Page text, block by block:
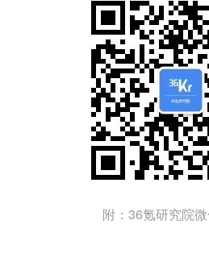
附：36氪研究院